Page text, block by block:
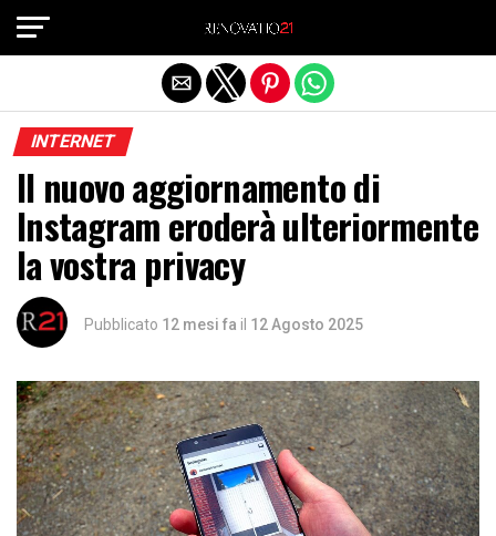
INTERNET
Il nuovo aggiornamento di
Instagram eroderà ulteriormente
la vostra privacy
Pubblicato 12 mesi fa il 12 Agosto 2025
Exit mobile version